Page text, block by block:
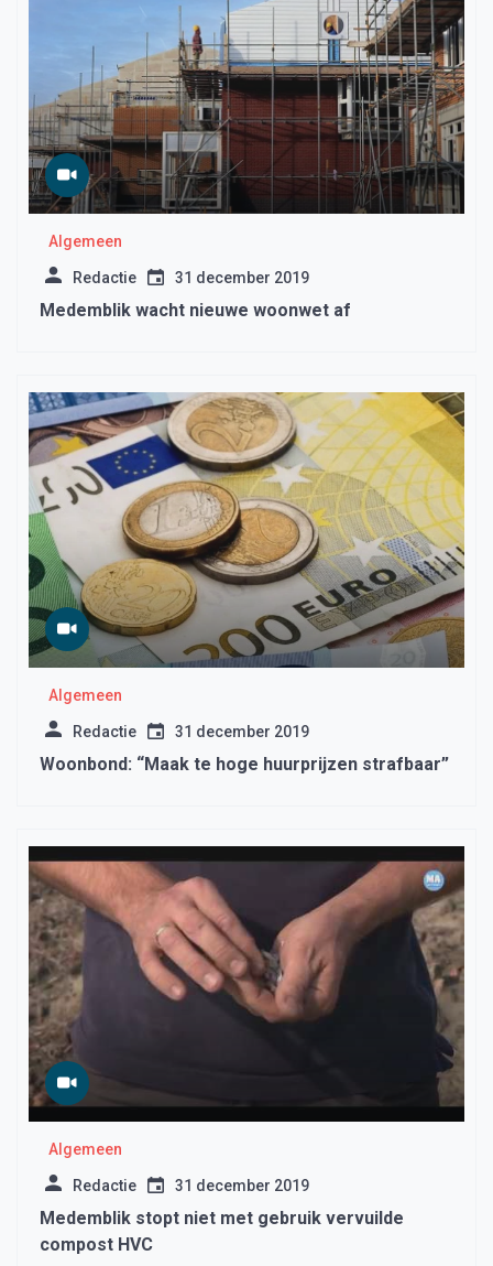
Algemeen
Redactie 31 december 2019
Medemblik wacht nieuwe woonwet af
Algemeen
Redactie 31 december 2019
Woonbond: “Maak te hoge huurprijzen strafbaar”
Algemeen
Redactie 31 december 2019
Medemblik stopt niet met gebruik vervuilde
compost HVC